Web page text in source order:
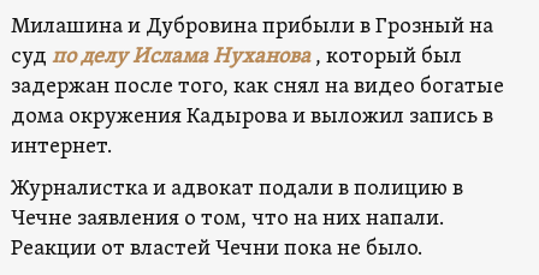
Милашина и Дубровина прибыли в Грозный на
суд по делу Ислама Нуханова, который был
задержан после того, как снял на видео богатые
дома окружения Кадырова и выложил запись в
интернет.
Журналистка и адвокат подали в полицию в
Чечне заявления о том, что на них напали.
Реакции от властей Чечни пока не было.